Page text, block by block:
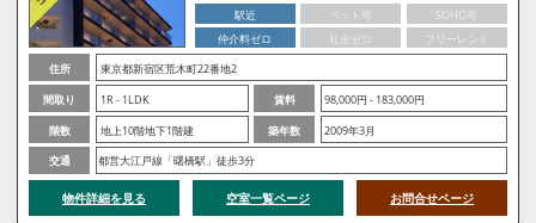
駅近
ペット可
SOHO可
仲介料ゼロ
礼金ゼロ
フリーレント
住所
東京都新宿区荒木町22番地2
間取り
1R - 1LDK 賃料
98,000円 - 183,000円
階数
地上10階地下1階建 築年数
2009年3月
交通
都営大江戸線「曙橋駅」徒歩3分
物件詳細を見る 空室一覧ページ お問合せページ